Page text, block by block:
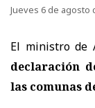
Jueves 6 de agosto
El ministro de
declaración
las comunas